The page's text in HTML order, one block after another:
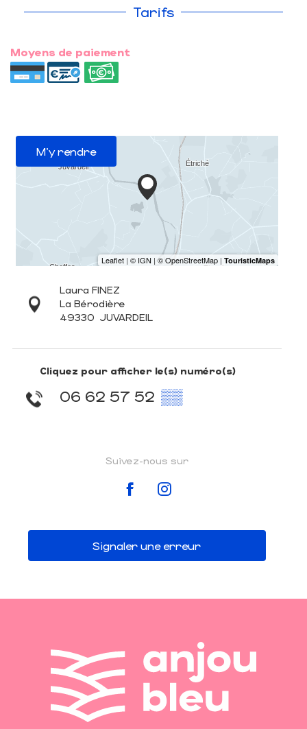
Tarifs
Moyens de paiement
M'y rendre
Laura FINEZ
La Bérodière
49330 JUVARDEIL
Cliquez pour afficher le(s) numéro(s)
06 62 57 52 ▒▒
Suivez-nous sur
Signaler une erreur